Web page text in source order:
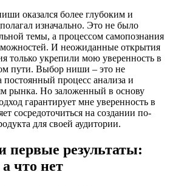
оказался более глубоким и
изначально. Это не было
темы, а процессом самопознания
И неожиданные открытия
только укрепили мою уверенность в
пути. Выбор ниши – это не
постоянный процесс анализа и
рынка. Но заложенный в основу
гарантирует мне уверенность в
сосредоточиться на создании по-
для своей аудитории.
первые результаты:
что нет